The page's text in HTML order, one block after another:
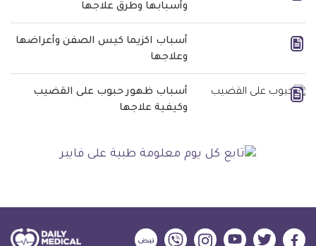
وأسبابها وطرق علاجها
أسباب اكزيما كيس الصفن وأعراضها
وعلاجها
أسباب ظهور حبوب على القضيب
وكيفية علاجها
ديلي
ديلي
ديلي
ديلي
ديلي
ديلي